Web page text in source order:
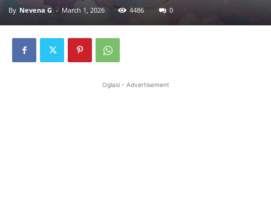
By Nevena G - March 1, 2026 4486 0
Oglasi - Advertisement